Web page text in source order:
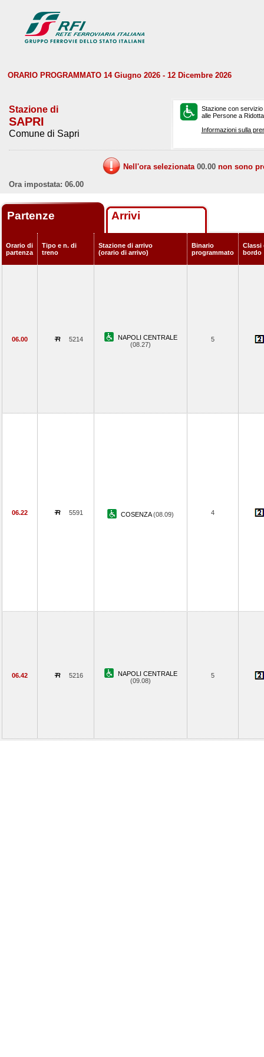
ORARIO PROGRAMMATO 14 Giugno 2026 - 12 Dicembre 2026
Stazione di
SAPRI
Comune di Sapri
Stazione con
alle Persone a
Informazioni sulla
Nell'ora selezionata 00.00 non sono
Ora impostata: 06.00
Partenze Arrivi
Orario di
partenza
Tipo e n. di
treno
Stazione di arrivo
(orario di arrivo)
Binario
programmato
Classi
bordo
06.00 5214
NAPOLI CENTRALE
(08.27)
5
06.22 5591 COSENZA(08.09) 4
06.42 5216
NAPOLI CENTRALE
(09.08)
5